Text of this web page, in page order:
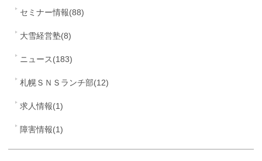
セミナー情報(88)
大雪経営塾(8)
ニュース(183)
札幌ＳＮＳランチ部(12)
求人情報(1)
障害情報(1)